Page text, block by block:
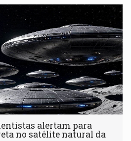
alertam para
no satélite natural da